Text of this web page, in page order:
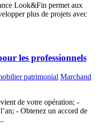
Look&Fin permet aux
plus de projets avec
les professionnels
patrimonial Marchand
de votre opération; -
- Obtenez un accord de